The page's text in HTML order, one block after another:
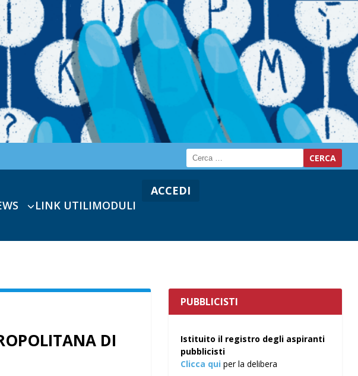
LINK UTILIMODULI
ACCEDI
DI
PUBBLICISTI
Istituito il registro degli aspiranti
pubblicisti
Clicca qui per la delibera